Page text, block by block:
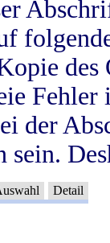
Fehler
der
sein.
Detail